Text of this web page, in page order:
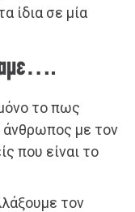
ίδια σε μία
το πως
άνθρωπος με τον
που είναι το
τον